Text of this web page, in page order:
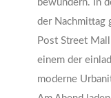
bewundern. In
der Nachmittag
Post Street
einem der
moderne